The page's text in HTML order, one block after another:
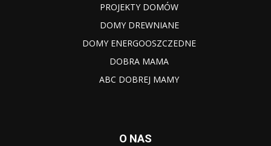
PROJEKTY DOMÓW
DOMY DREWNIANE
DOMY ENERGOOSZCZEDNE
DOBRA MAMA
ABC DOBREJ MAMY
O NAS